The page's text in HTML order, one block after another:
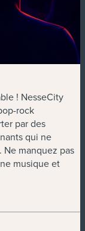
! NesseCity
rock
par des
qui ne
manquez pas
musique et